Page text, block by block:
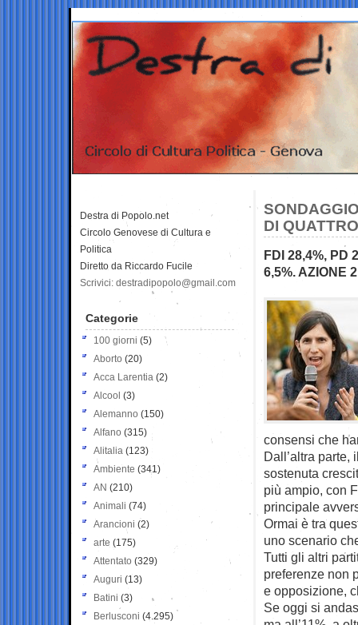
DI
FDI 28,4%, PD
6,5%. AZIONE
consensi che
Dall’altra parte,
sostenuta
più ampio, con
principale
Ormai è tra
uno scenario
Tutti gli altri
preferenze non
e opposizione,
Se oggi si
Destra di Popolo.net
Circolo Genovese di Cultura e
Politica
Diretto da Riccardo Fucile
Scrivici: destradipopolo@gmail.com
Categorie
100 giorni (5)
Aborto (20)
Acca Larentia (2)
Alcool (3)
Alemanno (150)
Alfano (315)
Alitalia (123)
Ambiente (341)
AN (210)
Animali (74)
Arancioni (2)
arte (175)
Attentato (329)
Auguri (13)
Batini (3)
Berlusconi (4.295)